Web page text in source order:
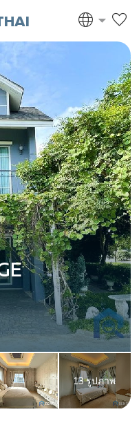
RENTHAI
13 รูปภาพ